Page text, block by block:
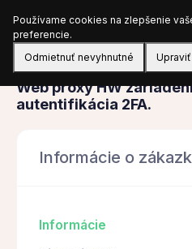
Obstarávanie
Web proxy HW
autentifikácia 2FA.
Informácie o
Informácie
Používame cookies na zlepšenie
preferencie.
Odmietnuť nevyhnutné
Upraviť